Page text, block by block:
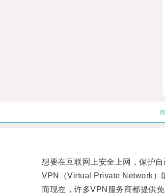
想要在互联网上安全上网，保护自
VPN（Virtual Private Network）能
而现在，许多VPN服务商都提供免